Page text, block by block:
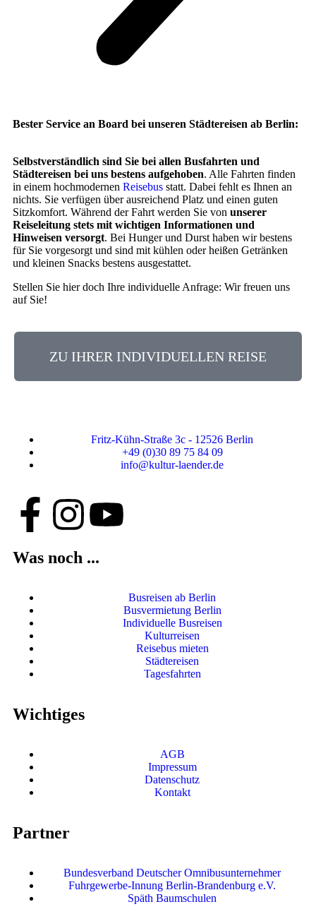
Bester Service an Board bei unseren Städtereisen ab Berlin:
Selbstverständlich sind Sie bei allen Busfahrten und
Städtereisen bei uns bestens aufgehoben. Alle Fahrten finden
in einem hochmodernen Reisebus statt. Dabei fehlt es Ihnen an
nichts. Sie verfügen über ausreichend Platz und einen guten
Sitzkomfort. Während der Fahrt werden Sie von unserer
Reiseleitung stets mit wichtigen Informationen und
Hinweisen versorgt. Bei Hunger und Durst haben wir bestens
für Sie vorgesorgt und sind mit kühlen oder heißen Getränken
und kleinen Snacks bestens ausgestattet.
Stellen Sie hier doch Ihre individuelle Anfrage: Wir freuen uns
auf Sie!
ZU IHRER INDIVIDUELLEN REISE
Fritz-Kühn-Straße 3c - 12526 Berlin
+49 (0)30 89 75 84 09
info@kultur-laender.de
Was noch ...
Busreisen ab Berlin
Busvermietung Berlin
Individuelle Busreisen
Kulturreisen
Reisebus mieten
Städtereisen
Tagesfahrten
Wichtiges
AGB
Impressum
Datenschutz
Kontakt
Partner
Bundesverband Deutscher Omnibusunternehmer
Fuhrgewerbe-Innung Berlin-Brandenburg e.V.
Späth Baumschulen